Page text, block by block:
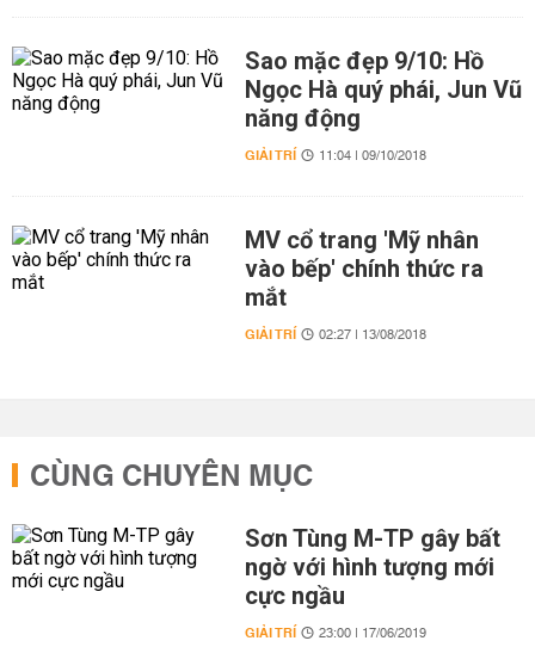
Sao mặc đẹp 9/10: Hồ
Ngọc Hà quý phái, Jun Vũ
năng động
GIẢI TRÍ 11:04 | 09/10/2018
MV cổ trang 'Mỹ nhân
vào bếp' chính thức ra
mắt
GIẢI TRÍ 02:27 | 13/08/2018
CÙNG CHUYÊN MỤC
Sơn Tùng M-TP gây bất
ngờ với hình tượng mới
cực ngầu
GIẢI TRÍ 23:00 | 17/06/2019